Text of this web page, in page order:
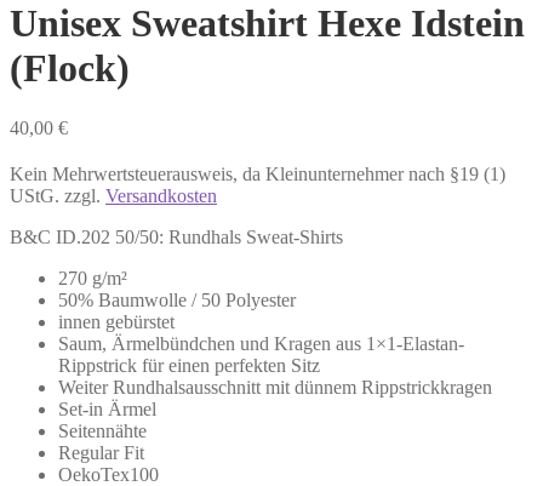
Unisex Sweatshirt Hexe Idstein
(Flock)
40,00 €
Kein Mehrwertsteuerausweis, da Kleinunternehmer nach §19 (1)
UStG. zzgl. Versandkosten
B&C ID.202 50/50: Rundhals Sweat-Shirts
270 g/m²
50% Baumwolle / 50 Polyester
innen gebürstet
Saum, Ärmelbündchen und Kragen aus 1×1-Elastan-
Rippstrick für einen perfekten Sitz
Weiter Rundhalsausschnitt mit dünnem Rippstrickkragen
Set-in Ärmel
Seitennähte
Regular Fit
OekoTex100